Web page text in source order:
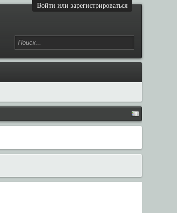
Войти или зарегистрироваться